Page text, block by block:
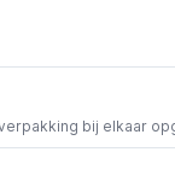
bij elkaar